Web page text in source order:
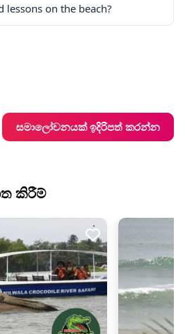
lessons on the beach?
සමාලෝචනයක් ඉදිරිපත් කරන්න
කිරීම්